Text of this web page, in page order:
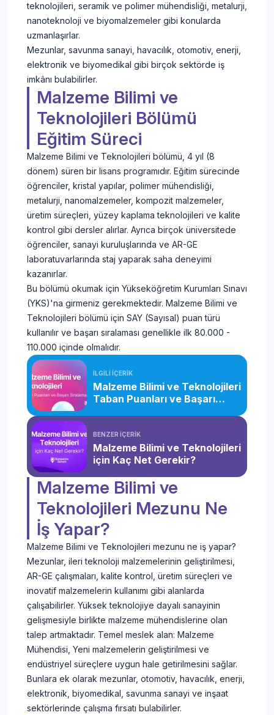
teknolojileri, seramik ve polimer mühendisliği, metalurji,
nanoteknoloji ve biyomalzemeler gibi konularda
uzmanlaşırlar.
Mezunlar, savunma sanayi, havacılık, otomotiv, enerji,
elektronik ve biyomedikal gibi birçok sektörde iş
imkânı bulabilirler.
Malzeme Bilimi ve
Teknolojileri Bölümü
Eğitim Süreci
Malzeme Bilimi ve Teknolojileri bölümü, 4 yıl (8
dönem) süren bir lisans programıdır. Eğitim sürecinde
öğrenciler, kristal yapılar, polimer mühendisliği,
metalurji, nanomalzemeler, kompozit malzemeler,
üretim süreçleri, yüzey kaplama teknolojileri ve kalite
kontrol gibi dersler alırlar. Ayrıca birçok üniversitede
öğrenciler, sanayi kuruluşlarında ve AR-GE
laboratuvarlarında staj yaparak saha deneyimi
kazanırlar.
Bu bölümü okumak için Yükseköğretim Kurumları Sınavı
(YKS)'na girmeniz gerekmektedir. Malzeme Bilimi ve
Teknolojileri bölümü için SAY (Sayısal) puan türü
kullanılır ve başarı sıralaması genellikle ilk 80.000 -
110.000 içinde olmalıdır.
İLGİLİ İÇERİK
Malzeme Bilimi ve Teknolojileri
Taban Puanları ve Başarı
BENZER İÇERİK
Malzeme Bilimi ve Teknolojileri
için Kaç Net Gerekir?
Malzeme Bilimi ve
Teknolojileri Mezunu Ne
İş Yapar?
Malzeme Bilimi ve Teknolojileri mezunu ne iş yapar?
Mezunlar, ileri teknoloji malzemelerinin geliştirilmesi,
AR-GE çalışmaları, kalite kontrol, üretim süreçleri ve
inovatif malzemelerin kullanımı gibi alanlarda
çalışabilirler. Yüksek teknolojiye dayalı sanayinin
gelişmesiyle birlikte malzeme mühendislerine olan
talep artmaktadır. Temel meslek alan: Malzeme
Mühendisi, Yeni malzemelerin geliştirilmesi ve
endüstriyel süreçlere uygun hale getirilmesini sağlar.
Bunlara ek olarak mezunlar, otomotiv, havacılık, enerji,
elektronik, biyomedikal, savunma sanayi ve inşaat
sektörlerinde çalışma fırsatı bulabilirler.